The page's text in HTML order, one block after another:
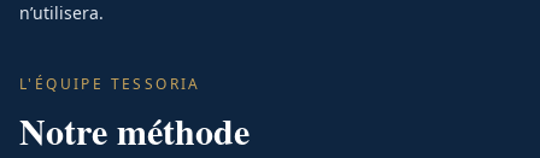
n’utilisera.
L'ÉQUIPE TESSORIA
Notre méthode